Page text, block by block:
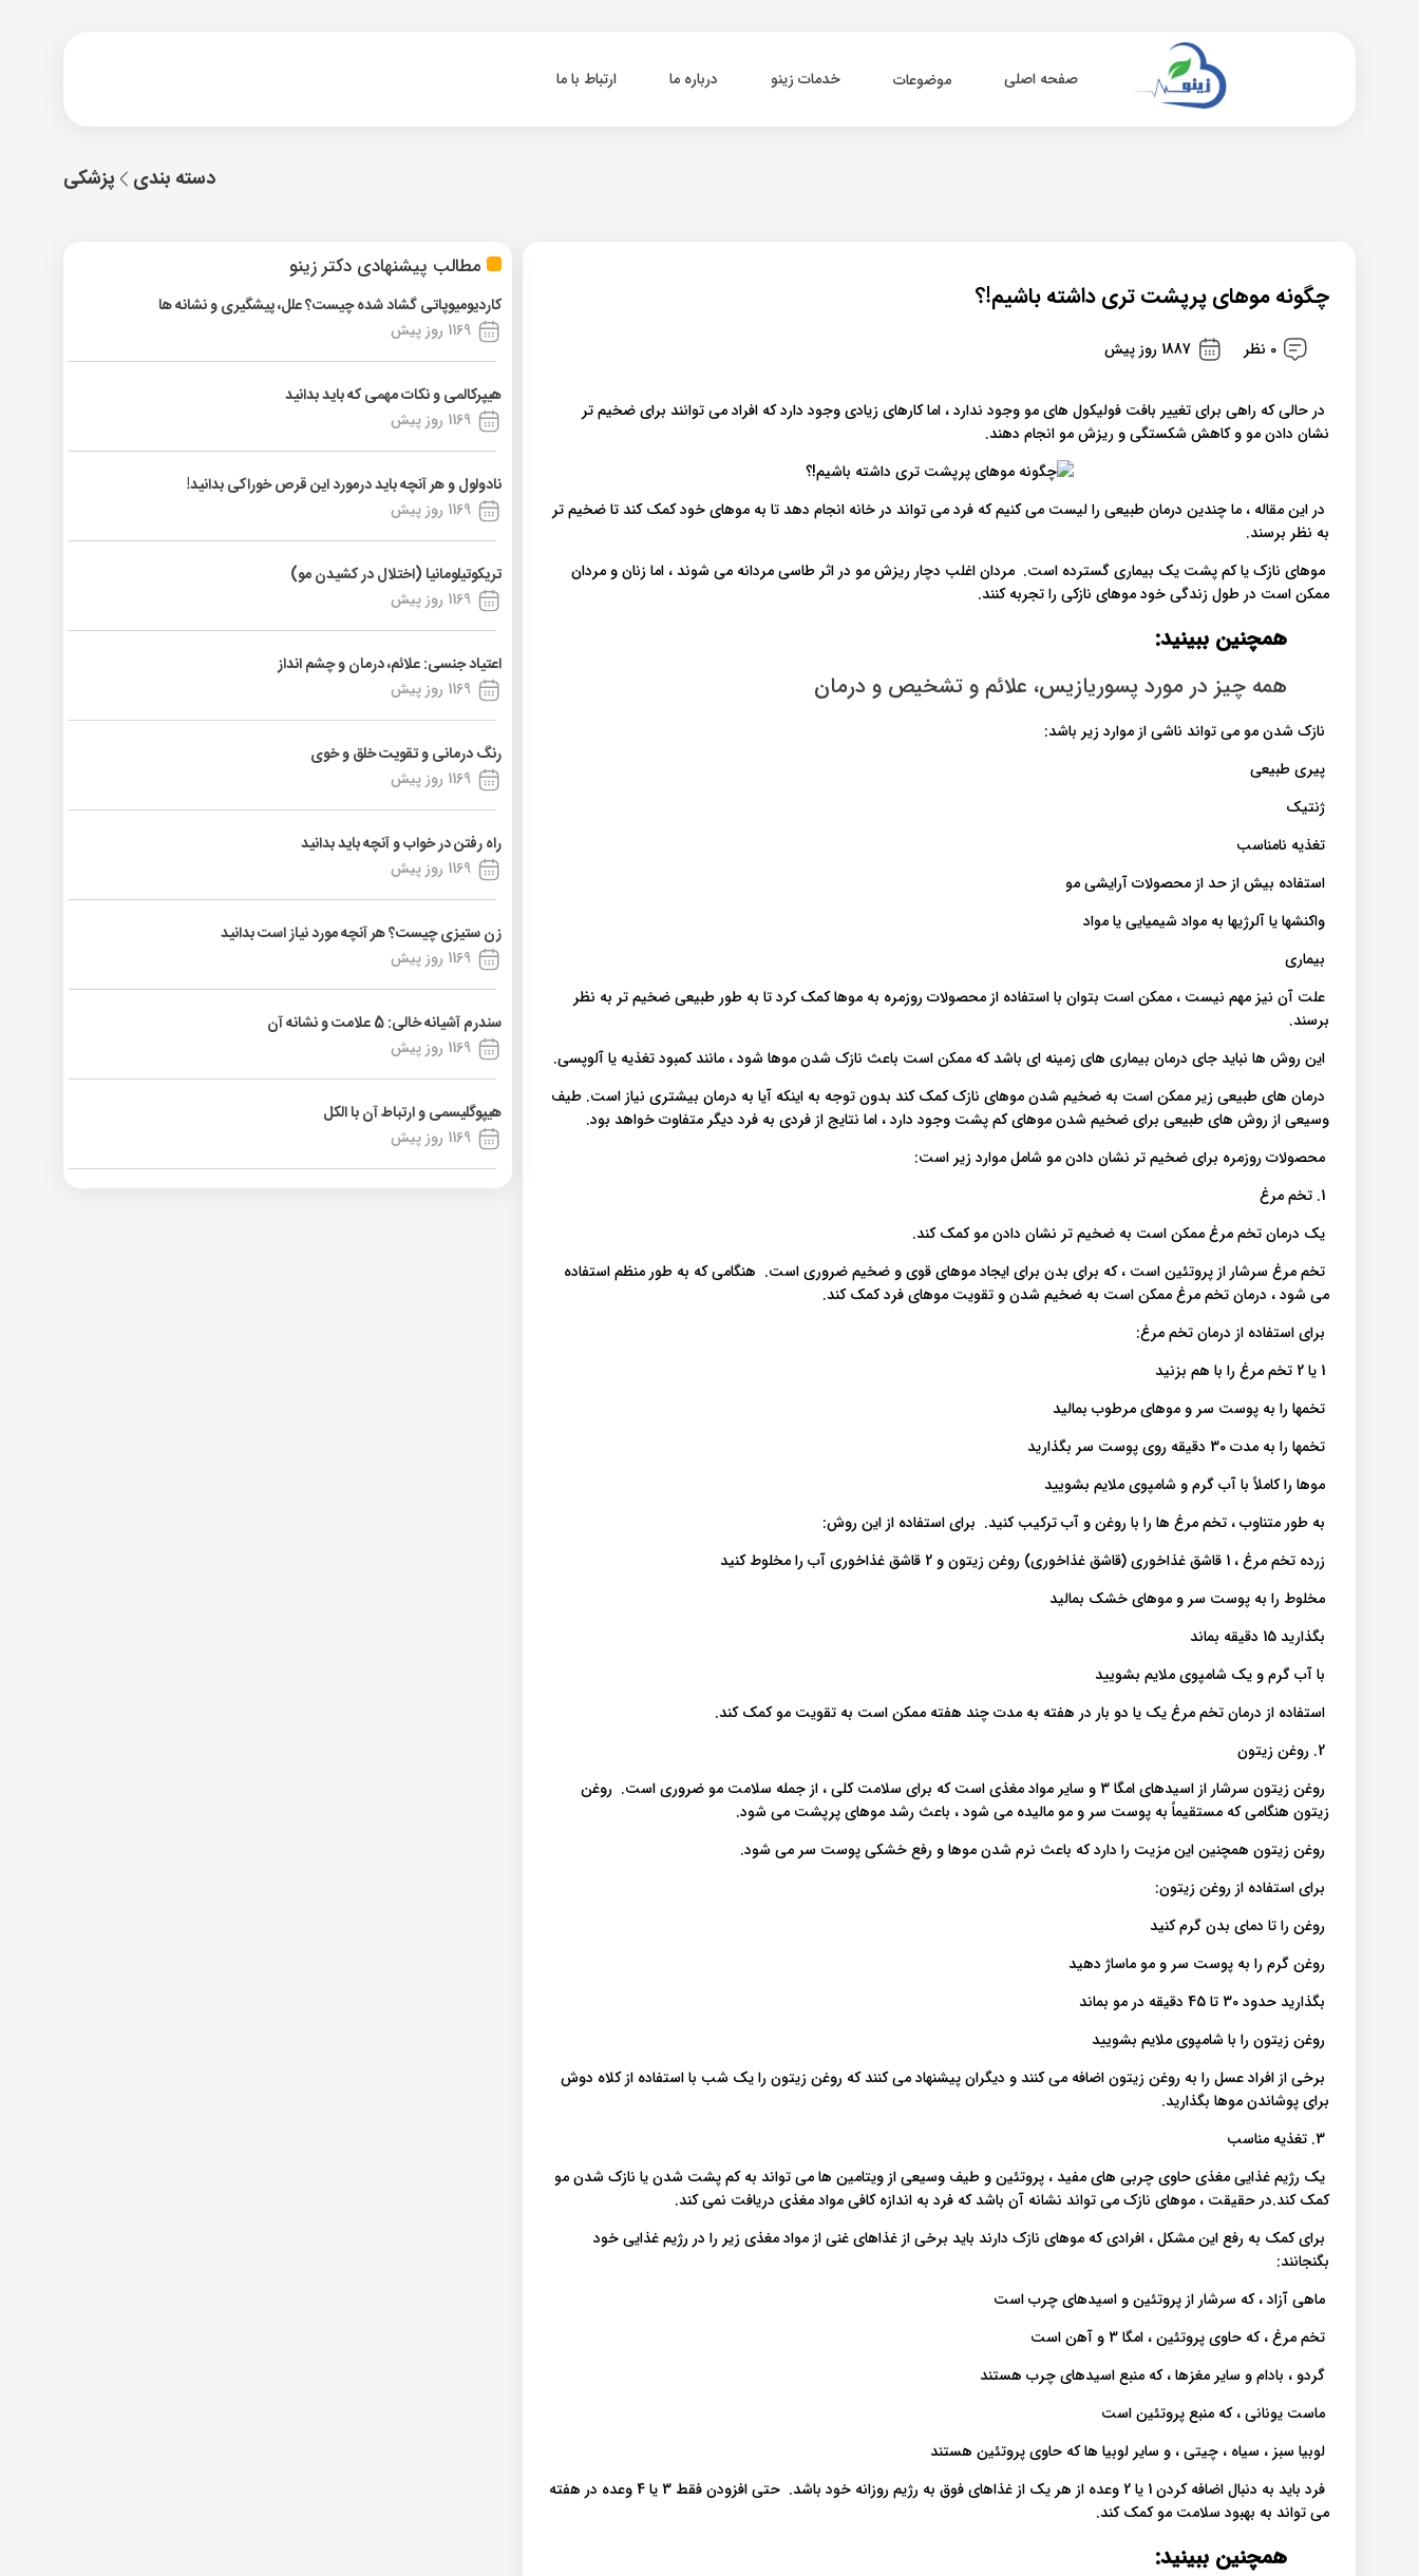
صفحه اصلی موضوعات خدمات زینو درباره ما ارتباط با ما
پزشکی دسته بندی
مطالب پیشنهادی دکتر زینو
کاردیومیوپاتی گشاد شده چیست؟ علل، پیشگیری و نشانه ها
1169 روز پیش
هیپرکالمی و نکات مهمی که باید بدانید
1169 روز پیش
نادولول و هر آنچه باید درمورد این قرص خوراکی بدانید!
1169 روز پیش
تریکوتیلومانیا (اختلال در کشیدن مو)
1169 روز پیش
اعتیاد جنسی: علائم، درمان و چشم انداز
1169 روز پیش
رنگ درمانی و تقویت خلق و خوی
1169 روز پیش
راه رفتن در خواب و آنچه باید بدانید
1169 روز پیش
زن ستیزی چیست؟ هر آنچه مورد نیاز است بدانید
1169 روز پیش
سندرم آشیانه خالی: 5 علامت و نشانه آن
1169 روز پیش
هیپوگلیسمی و ارتباط آن با الکل
1169 روز پیش
چگونه موهای پرپشت تری داشته باشیم!؟
0 نظر 1887 روز پیش
در حالی که راهی برای تغییر بافت فولیکول های مو وجود ندارد ، اما کارهای زیادی وجود دارد که افراد می توانند برای ضخیم تر
نشان دادن مو و کاهش شکستگی و ریزش مو انجام دهند.
در این مقاله ، ما چندین درمان طبیعی را لیست می کنیم که فرد می تواند در خانه انجام دهد تا به موهای خود کمک کند تا ضخیم تر
به نظر برسند.
موهای نازک یا کم پشت یک بیماری گسترده است. مردان اغلب دچار ریزش مو در اثر طاسی مردانه می شوند ، اما زنان و مردان
ممکن است در طول زندگی خود موهای نازکی را تجربه کنند.
همچنین ببینید:
همه چیز در مورد پسوریازیس، علائم و تشخیص و درمان
نازک شدن مو می تواند ناشی از موارد زیر باشد:
پیری طبیعی
ژنتیک
تغذیه نامناسب
استفاده بیش از حد از محصولات آرایشی مو
واکنشها یا آلرژیها به مواد شیمیایی یا مواد
بیماری
علت آن نیز مهم نیست ، ممکن است بتوان با استفاده از محصولات روزمره به موها کمک کرد تا به طور طبیعی ضخیم تر به نظر
برسند.
این روش ها نباید جای درمان بیماری های زمینه ای باشد که ممکن است باعث نازک شدن موها شود ، مانند کمبود تغذیه یا آلوپسی.
درمان های طبیعی زیر ممکن است به ضخیم شدن موهای نازک کمک کند بدون توجه به اینکه آیا به درمان بیشتری نیاز است. طیف
وسیعی از روش های طبیعی برای ضخیم شدن موهای کم پشت وجود دارد ، اما نتایج از فردی به فرد دیگر متفاوت خواهد بود.
محصولات روزمره برای ضخیم تر نشان دادن مو شامل موارد زیر است:
یک درمان تخم مرغ ممکن است به ضخیم تر نشان دادن مو کمک کند.
تخم مرغ سرشار از پروتئین است ، که برای بدن برای ایجاد موهای قوی و ضخیم ضروری است. هنگامی که به طور منظم استفاده
می شود ، درمان تخم مرغ ممکن است به ضخیم شدن و تقویت موهای فرد کمک کند.
برای استفاده از درمان تخم مرغ:
تخمها را به پوست سر و موهای مرطوب بمالید
تخمها را به مدت 30 دقیقه روی پوست سر بگذارید
موها را کاملاً با آب گرم و شامپوی ملایم بشویید
به طور متناوب ، تخم مرغ ها را با روغن و آب ترکیب کنید. برای استفاده از این روش:
زرده تخم مرغ ، 1 قاشق غذاخوری (قاشق غذاخوری) روغن زیتون و 2 قاشق غذاخوری آب را مخلوط کنید
مخلوط را به پوست سر و موهای خشک بمالید
بگذارید 15 دقیقه بماند
با آب گرم و یک شامپوی ملایم بشویید
استفاده از درمان تخم مرغ یک یا دو بار در هفته به مدت چند هفته ممکن است به تقویت مو کمک کند.
روغن زیتون سرشار از اسیدهای امگا 3 و سایر مواد مغذی است که برای سلامت کلی ، از جمله سلامت مو ضروری است. روغن
زیتون هنگامی که مستقیماً به پوست سر و مو مالیده می شود ، باعث رشد موهای پرپشت می شود.
روغن زیتون همچنین این مزیت را دارد که باعث نرم شدن موها و رفع خشکی پوست سر می شود.
برای استفاده از روغن زیتون:
روغن را تا دمای بدن گرم کنید
روغن گرم را به پوست سر و مو ماساژ دهید
بگذارید حدود 30 تا 45 دقیقه در مو بماند
روغن زیتون را با شامپوی ملایم بشویید
برخی از افراد عسل را به روغن زیتون اضافه می کنند و دیگران پیشنهاد می کنند که روغن زیتون را یک شب با استفاده از کلاه دوش
برای پوشاندن موها بگذارید.
یک رژیم غذایی مغذی حاوی چربی های مفید ، پروتئین و طیف وسیعی از ویتامین ها می تواند به کم پشت شدن یا نازک شدن مو
کمک کند.در حقیقت ، موهای نازک می تواند نشانه آن باشد که فرد به اندازه کافی مواد مغذی دریافت نمی کند.
برای کمک به رفع این مشکل ، افرادی که موهای نازک دارند باید برخی از غذاهای غنی از مواد مغذی زیر را در رژیم غذایی خود
بگنجانند:
ماهی آزاد ، که سرشار از پروتئین و اسیدهای چرب است
تخم مرغ ، که حاوی پروتئین ، امگا 3 و آهن است
گردو ، بادام و سایر مغزها ، که منبع اسیدهای چرب هستند
ماست یونانی ، که منبع پروتئین است
لوبیا سبز ، سیاه ، چیتی ، و سایر لوبیا ها که حاوی پروتئین هستند
فرد باید به دنبال اضافه کردن 1 یا 2 وعده از هر یک از غذاهای فوق به رژیم روزانه خود باشد. حتی افزودن فقط 3 یا 4 وعده در هفته
می تواند به بهبود سلامت مو کمک کند.
همچنین ببینید: